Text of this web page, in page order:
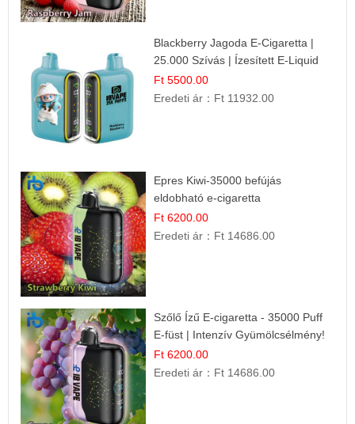
Blackberry Jagoda E-Cigaretta |
25.000 Szívás | Ízesített E-Liquid
Ft 5500.00
Eredeti ár： Ft 11932.00
Epres Kiwi-35000 befújás
eldobható e-cigaretta
Ft 6200.00
Eredeti ár： Ft 14686.00
Szőlő Ízű E-cigaretta - 35000 Puff
E-füst | Intenzív Gyümölcsélmény!
Ft 6200.00
Eredeti ár： Ft 14686.00